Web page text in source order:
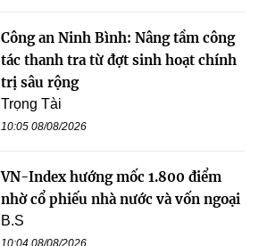
Công an Ninh Bình: Nâng tầm công
tác thanh tra từ đợt sinh hoạt chính
trị sâu rộng
Trọng Tài
10:05 08/08/2026
VN-Index hướng mốc 1.800 điểm
nhờ cổ phiếu nhà nước và vốn ngoại
B.S
10:04 08/08/2026